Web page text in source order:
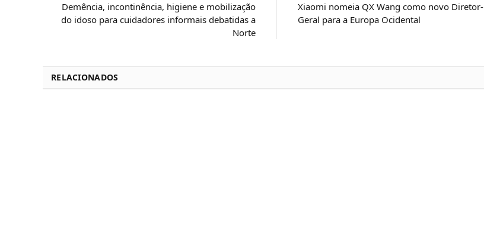
Demência, incontinência, higiene e mobilização
do idoso para cuidadores informais debatidas a
Norte
Xiaomi nomeia QX Wang como novo Diretor-
Geral para a Europa Ocidental
RELACIONADOS